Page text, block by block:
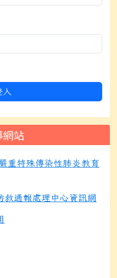
入
站
重特殊傳染性肺炎教育
救通報處理中心資訊網